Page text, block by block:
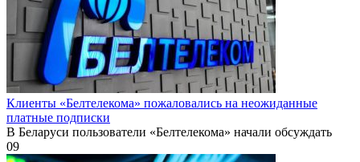
Клиенты «Белтелекома» пожаловались на неожиданные
платные подписки
В Беларуси пользователи «Белтелекома» начали обсуждать
09